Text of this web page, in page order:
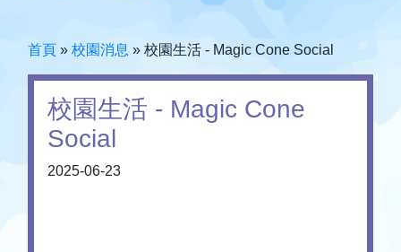
首頁 » 校園消息 » 校園生活 - Magic Cone Social
校園生活 - Magic Cone
Social
2025-06-23